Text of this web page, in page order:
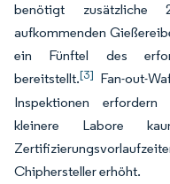
benötigt zusätzliche
aufkommenden
ein Fünftel des
bereitstellt.[3] Fan-out-
Inspektionen
kleinere Labore
Chiphersteller erhöht.